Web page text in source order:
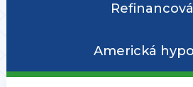
Americká